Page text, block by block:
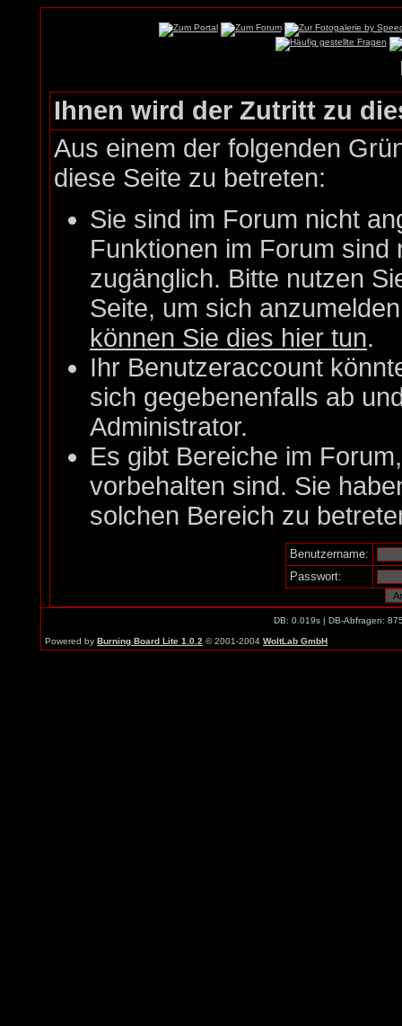
Ihnen wird der Zutritt zu
Aus einem der folgenden
diese Seite zu betreten:
Sie sind im Forum nicht
Funktionen im Forum
zugänglich. Bitte nutzen
Seite, um sich
können Sie dies hier tun.
Ihr Benutzeraccount
sich gegebenenfalls ab
Administrator.
Es gibt Bereiche im
vorbehalten sind. Sie
solchen Bereich zu
Benutzername:
Passwort:
DB: 0.019s | DB-Abfragen:
Powered by Burning Board Lite 1.0.2 © 2001-2004 WoltLab GmbH